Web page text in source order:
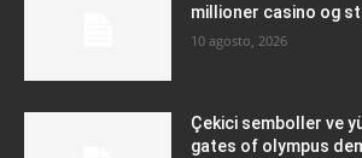
millioner casino og
10 agosto, 2026
Çekici semboller ve
gates of olympus